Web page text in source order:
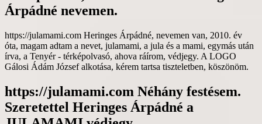
Árpádné nevemen.
https://julamami.com Heringes Árpádné, nevemen van, 2010. év
óta, magam adtam a nevet, julamami, a jula és a mami, egymás után
írva, a Tenyér - térképolvasó, ahova ráírom, védjegy. A LOGO
Gálosi Ádám József alkotása, kérem tartsa tiszteletben, köszönöm.
https://julamami.com Néhány festésem.
Szeretettel Heringes Árpádné a